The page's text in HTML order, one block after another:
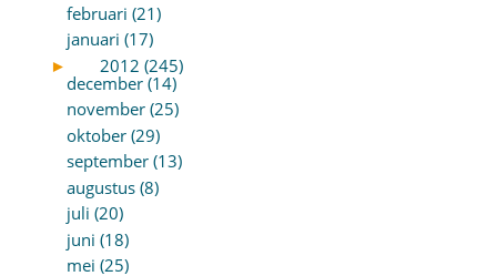
februari (21)
januari (17)
►
2012 (245)
december (14)
november (25)
oktober (29)
september (13)
augustus (8)
juli (20)
juni (18)
mei (25)